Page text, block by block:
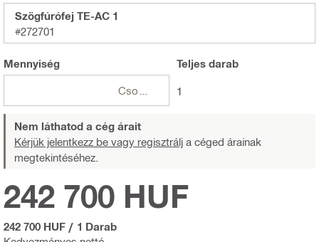
Szögfúrófej TE-AC 1
#272701
Mennyiség Teljesdarab
1
Nem láthatod a cég árait
Kérjük jelentkezz be vagy regisztrálj a céged árainak
megtekintéséhez.
242 700 HUF
242 700 HUF / 1 Darab